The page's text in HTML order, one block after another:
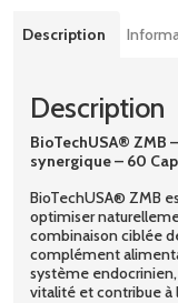
Description
Description
BioTechUSA® ZMB
synergique – 60
BioTechUSA® ZMB
optimiser
combinaison ciblée
complément
système
vitalité et contribue à